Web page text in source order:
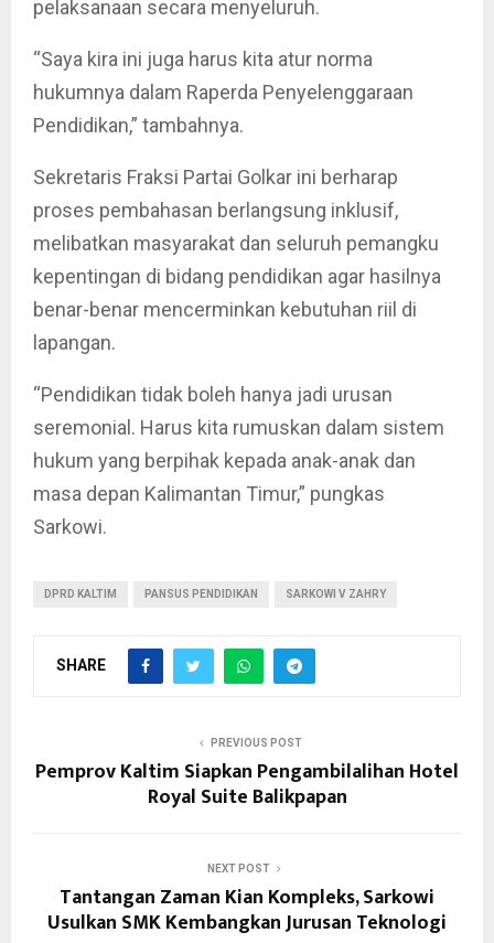
pelaksanaan secara menyeluruh.
“Saya kira ini juga harus kita atur norma
hukumnya dalam Raperda Penyelenggaraan
Pendidikan,” tambahnya.
Sekretaris Fraksi Partai Golkar ini berharap
proses pembahasan berlangsung inklusif,
melibatkan masyarakat dan seluruh pemangku
kepentingan di bidang pendidikan agar hasilnya
benar-benar mencerminkan kebutuhan riil di
lapangan.
“Pendidikan tidak boleh hanya jadi urusan
seremonial. Harus kita rumuskan dalam sistem
hukum yang berpihak kepada anak-anak dan
masa depan Kalimantan Timur,” pungkas
Sarkowi.
DPRD KALTIM PANSUS PENDIDIKAN SARKOWI V ZAHRY
SHARE
PREVIOUS POST
Pemprov Kaltim Siapkan Pengambilalihan Hotel
Royal Suite Balikpapan
NEXT POST
Tantangan Zaman Kian Kompleks, Sarkowi
Usulkan SMK Kembangkan Jurusan Teknologi